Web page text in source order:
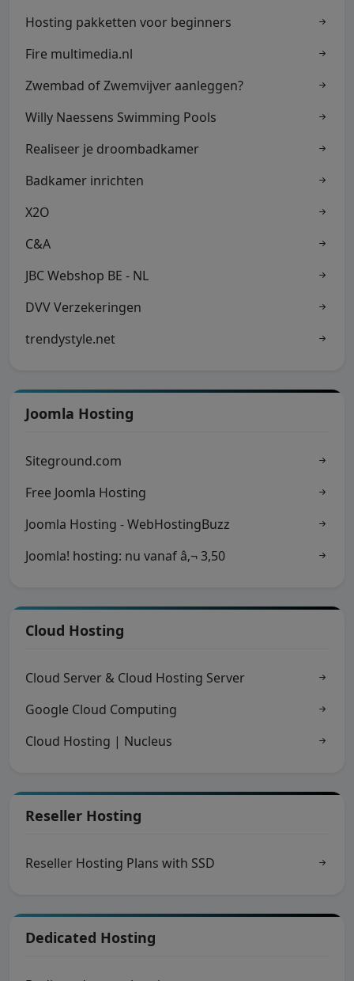
Hosting pakketten voor beginners
Fire multimedia.nl
Zwembad of Zwemvijver aanleggen?
Willy Naessens Swimming Pools
Realiseer je droombadkamer
Badkamer inrichten
X2O
C&A
JBC Webshop BE - NL
DVV Verzekeringen
trendystyle.net
Joomla Hosting
Siteground.com
Free Joomla Hosting
Joomla Hosting - WebHostingBuzz
Joomla! hosting: nu vanaf â‚¬ 3,50
Cloud Hosting
Cloud Server & Cloud Hosting Server
Google Cloud Computing
Cloud Hosting | Nucleus
Reseller Hosting
Reseller Hosting Plans with SSD
Dedicated Hosting